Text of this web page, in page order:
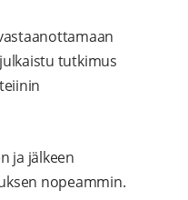
tutkimus
ja jälkeen
nopeammin.